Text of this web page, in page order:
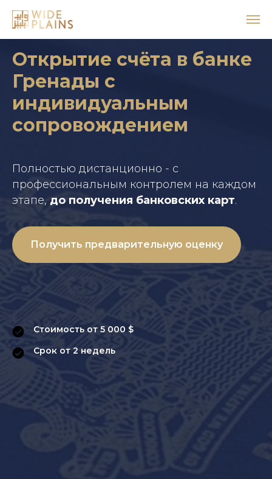
Открытие счёта в банке
Гренады с
индивидуальным
сопровождением
Полностью дистанционно - с
профессиональным контролем на каждом
этапе, до получения банковских карт.
Получить предварительную оценку
Стоимость от 5 000 $
Срок от 2 недель